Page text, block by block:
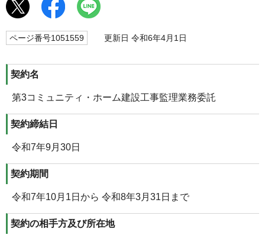
ページ番号1051559 更新日 令和6年4月1日
契約名
第3コミュニティ・ホーム建設工事監理業務委託
契約締結日
令和7年9月30日
契約期間
令和7年10月1日から 令和8年3月31日まで
契約の相手方及び所在地